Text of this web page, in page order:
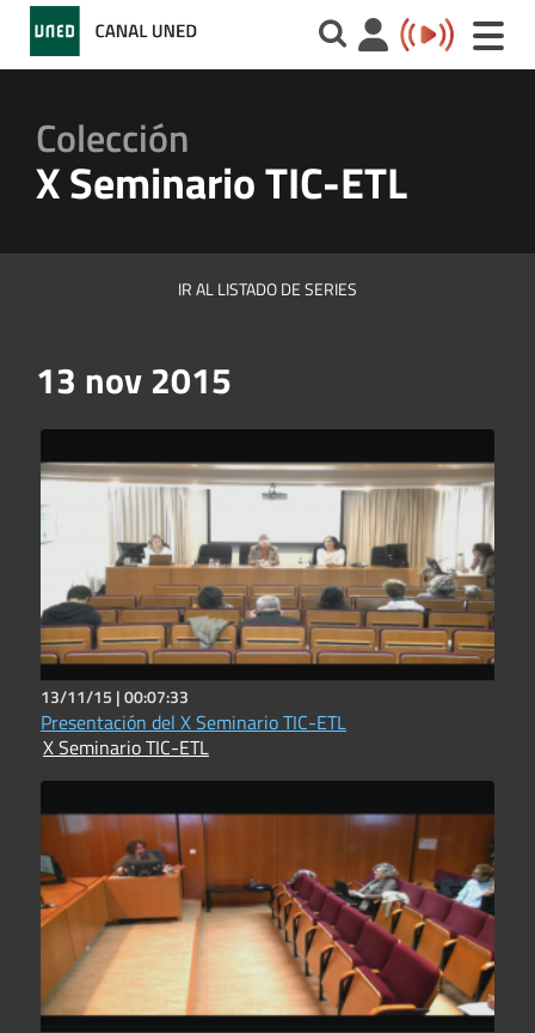
Toggle
Colección
X Seminario TIC-ETL
IR AL LISTADO DE SERIES
13 nov 2015
13/11/15 |00:07:33
Presentación del X Seminario TIC-ETL
X Seminario TIC-ETL